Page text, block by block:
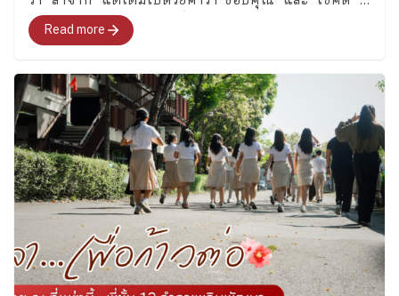
ส่งต่อกันจากรุ่นน้องสู่รุ่นพี่ จากนักเรียนสู่ครู และจาก
ครอบครัวสู่โรงเรียน
Read more